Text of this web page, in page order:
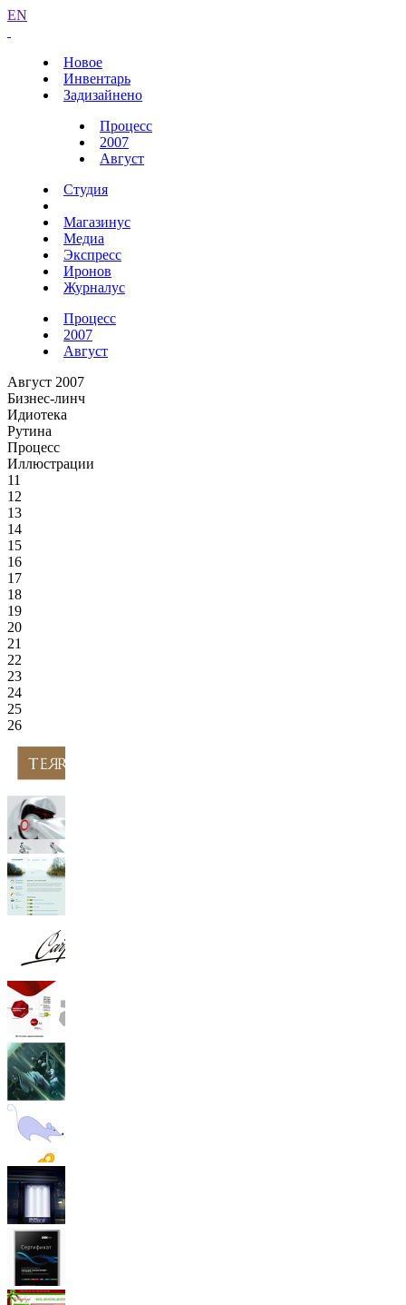
EN
Новое
Инвентарь
Задизайнено
Процесс
2007
Август
Студия
Магазинус
Медиа
Экспресс
Иронов
Журналус
Процесс
2007
Август
Август 2007
Бизнес-линч
Идиотека
Рутина
Процесс
Иллюстрации
11
12
13
14
15
16
17
18
19
20
21
22
23
24
25
26